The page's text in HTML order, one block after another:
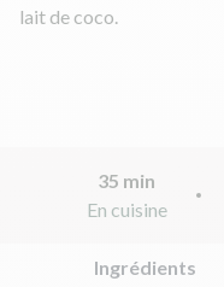
lait de coco.
35 min
En cuisine
Ingrédients